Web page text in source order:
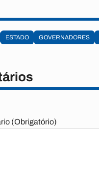
ESTADO GOVERNADORES
(Obrigatório)